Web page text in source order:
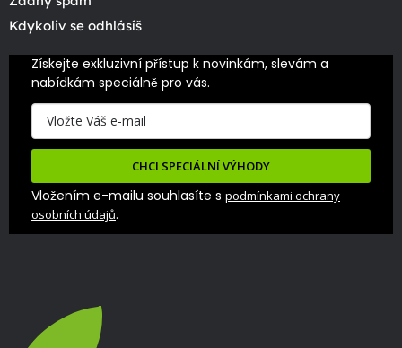
Kdykoliv se odhlásíš
Získejte exkluzivní přístup k novinkám, slevám a
nabídkám speciálně pro vás.
CHCI SPECIÁLNÍ VÝHODY
Vložením e-mailu souhlasíte s podmínkami ochrany
osobních údajů.